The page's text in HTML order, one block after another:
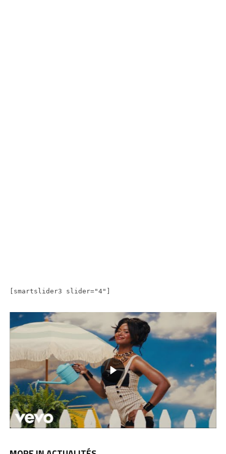
[smartslider3 slider="4"]